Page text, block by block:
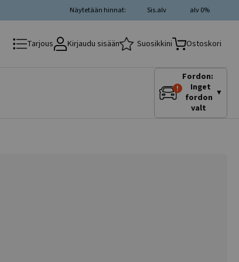
alv 0%
Sis.alv
Näytetään hinnat:
Tarjous Kirjaudu sisään Suosikkini Ostoskori
Fordon:
Inget
fordon
valt
▼